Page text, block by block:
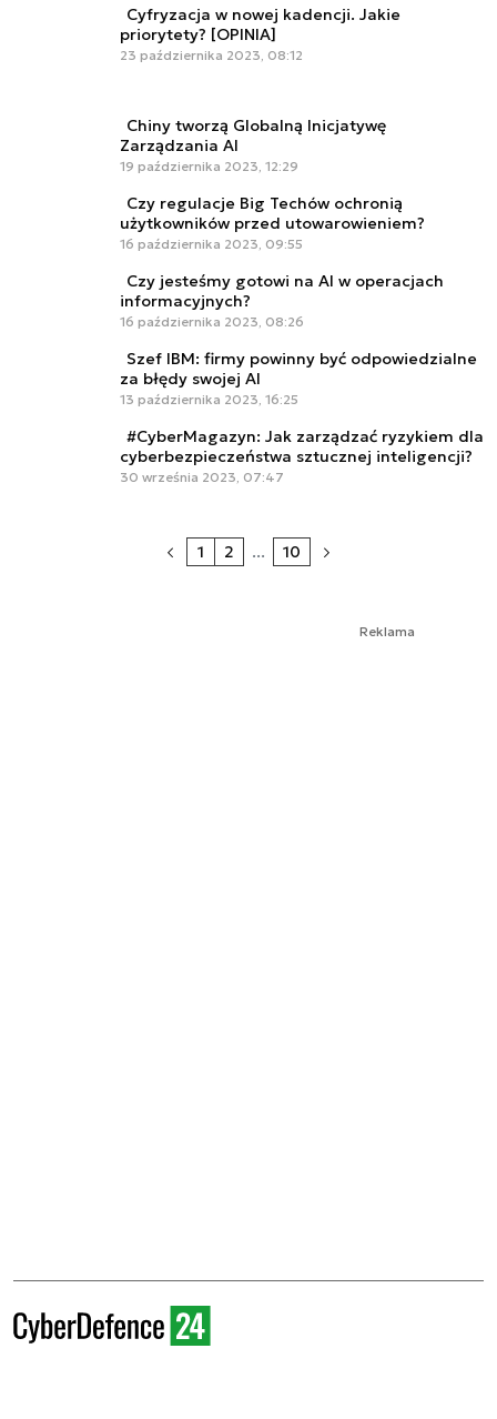
Cyfryzacja w nowej kadencji. Jakie
priorytety? [OPINIA]
23 października 2023, 08:12
Chiny tworzą Globalną Inicjatywę
Zarządzania AI
19 października 2023, 12:29
Czy regulacje Big Techów ochronią
użytkowników przed utowarowieniem?
16 października 2023, 09:55
Czy jesteśmy gotowi na AI w operacjach
informacyjnych?
16 października 2023, 08:26
Szef IBM: firmy powinny być odpowiedzialne
za błędy swojej AI
13 października 2023, 16:25
#CyberMagazyn: Jak zarządzać ryzykiem dla
cyberbezpieczeństwa sztucznej inteligencji?
30 września 2023, 07:47
1 2 ... 10
Reklama